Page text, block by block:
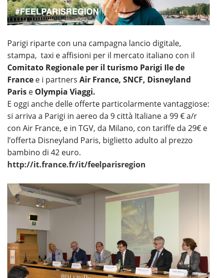
Parigi riparte con una campagna lancio digitale,
stampa, taxi e affisioni per il mercato italiano con il
Comitato Regionale per il turismo Parigi Ile de
France e i partners Air France, SNCF, Disneyland
Paris e Olympia Viaggi.
E oggi anche delle offerte particolarmente vantaggiose:
si arriva a Parigi in aereo da 9 città Italiane a 99 € a/r
con Air France, e in TGV, da Milano, con tariffe da 29€ e
l’offerta Disneyland Paris, biglietto adulto al prezzo
bambino di 42 euro.
http://it.france.fr/it/feelparisregion